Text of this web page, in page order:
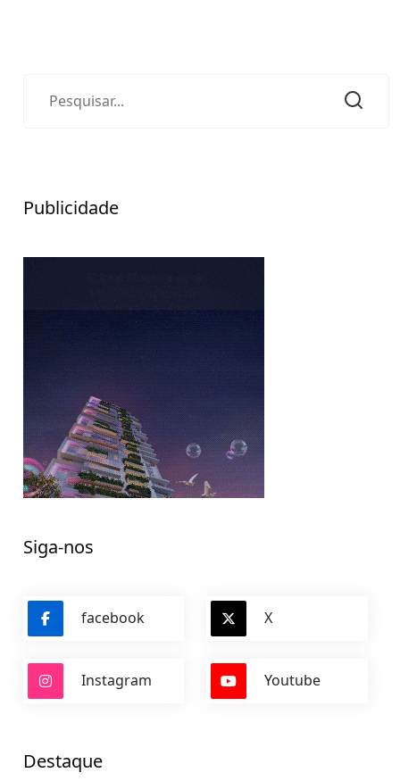
Publicidade
Siga-nos
facebook X
Instagram Youtube
Destaque